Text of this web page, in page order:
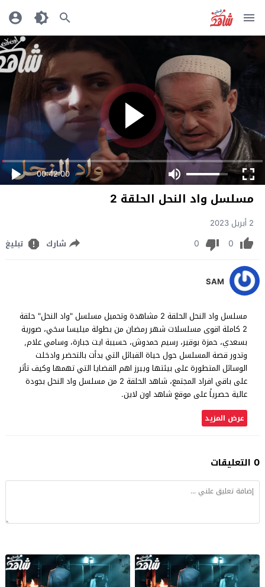
00:42:00
مسلسل واد النحل الحلقة 2
2 أبريل 2023
0
0 شارك تبليغ
SAM
مسلسل واد النحل الحلقة 2 مشاهدة وتحميل مسلسل "واد النحل" حلقة
2 كاملة اقوى مسلسلات شهر رمضان من بطولة ميليسا سخي، صورية
بسعدي، حمزة بوقير، رسيم حمدوش، حسيبة ايت جبارة، وسامي علام,
وتدور قصة المسلسل حول حياة القبائل التي بدأت بالتحضر وادخلت
الوسائل المتطورة على بيئتها ويبرز اهم القضايا التي تهمها وكيف تأثر
على باقي افراد المجتمع، شاهد الحلقة 2 من مسلسل واد النحل بجودة
عالية حصرياً على موقع شاهد اون لاين.
عرض المزيد
0 التعليقات